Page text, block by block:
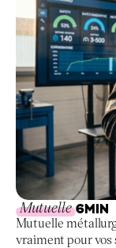
Mutuelle 6MIN
Mutuelle
vraiment pour vos